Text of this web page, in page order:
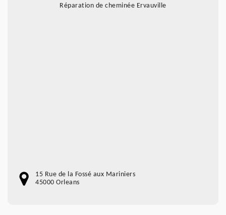
Réparation de cheminée Ervauville
15 Rue de la Fossé aux Mariniers
45000 Orleans